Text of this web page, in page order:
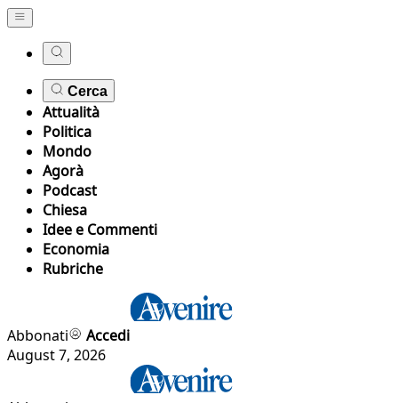
Cerca
Attualità
Politica
Mondo
Agorà
Podcast
Chiesa
Idee e Commenti
Economia
Rubriche
Abbonati
Accedi
August 7, 2026